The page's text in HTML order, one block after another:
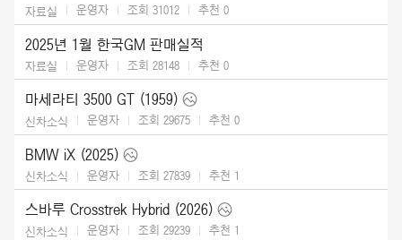
자료실 운영자 조회 31012 추천 0
2025년 1월 한국GM 판매실적
자료실 운영자 조회 28148 추천 0
마세라티 3500 GT (1959)
신차소식 운영자 조회 29675 추천 0
BMW iX (2025)
신차소식 운영자 조회 27839 추천 1
스바루 Crosstrek Hybrid (2026)
신차소식 운영자 조회 29239 추천 1